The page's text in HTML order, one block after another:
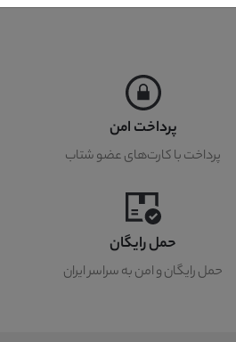
پرداخت امن
پرداخت با کارت‌های عضو شتاب
حمل رایگان
حمل رایگان و امن به سراسر ایران